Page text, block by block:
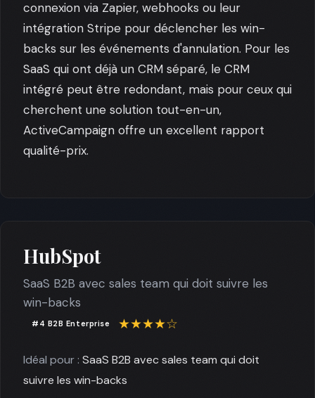
connexion via Zapier, webhooks ou leur
intégration Stripe pour déclencher les win-
backs sur les événements d'annulation. Pour les
SaaS qui ont déjà un CRM séparé, le CRM
intégré peut être redondant, mais pour ceux qui
cherchent une solution tout-en-un,
ActiveCampaign offre un excellent rapport
qualité-prix.
HubSpot
SaaS B2B avec sales team qui doit suivre les
win-backs
#4 B2B Enterprise ★★★★☆
Idéal pour : SaaS B2B avec sales team qui doit
suivre les win-backs